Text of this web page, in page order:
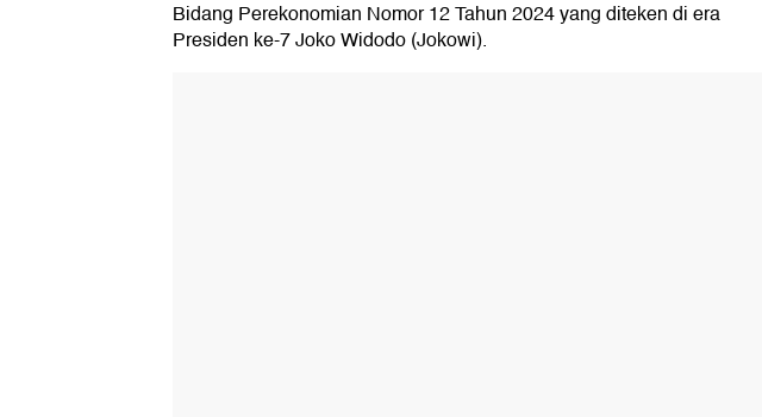
Bidang Perekonomian Nomor 12 Tahun 2024 yang diteken di era
Presiden ke-7 Joko Widodo (Jokowi).